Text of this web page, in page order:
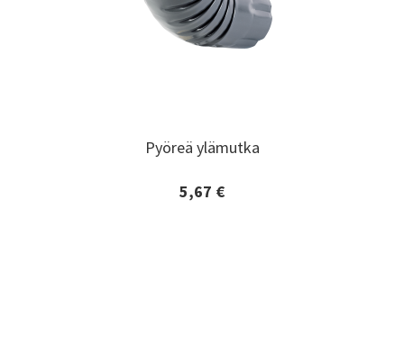
Pyöreä ylämutka
5,67 €
Pyöreä ylämutka
Lisätiedot ja tilaaminen